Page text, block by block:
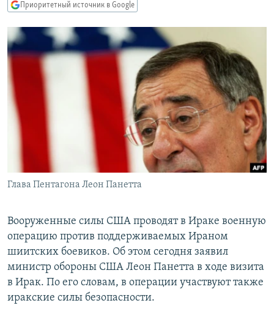
Вернутся
поиску
КАВКАЗ.РЕАЛИИ
СЕВЕР.РЕАЛИИ
СИБИРЬ.РЕАЛИИ
РАСПИСАНИЕ ВЕЩАНИЯ
ПОДПИШИТЕСЬ НА РАССЫЛКУ
Все сайты РСЕ/РС
Приоритетный источник в Google
Глава Пентагона Леон Панетта
Вооруженные силы США проводят в Ираке военную
операцию против поддерживаемых Ираном
шиитских боевиков. Об этом сегодня заявил
министр обороны США Леон Панетта в ходе визита
в Ирак. По его словам, в операции участвуют также
иракские силы безопасности.